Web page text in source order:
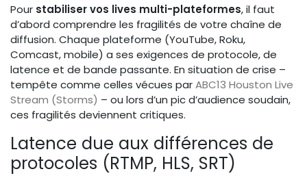
Pour stabiliser vos lives multi-plateformes, il faut
d’abord comprendre les fragilités de votre chaîne de
diffusion. Chaque plateforme (YouTube, Roku,
Comcast, mobile) a ses exigences de protocole, de
latence et de bande passante. En situation de crise –
tempête comme celles vécues parABC13 Houston Live
Stream (Storms) – ou lors d’un pic d’audience soudain,
ces fragilités deviennent critiques.
Latence due aux différences de
protocoles (RTMP, HLS, SRT)